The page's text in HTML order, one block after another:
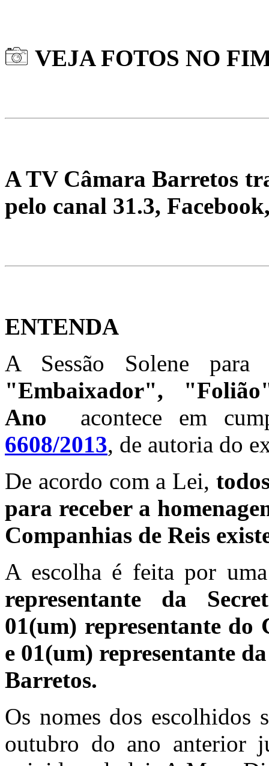
VEJA FOTOS NO
A TV Câmara Barretos
pelo canal 31.3,
ENTENDA
A Sessão Solene
"Embaixador",
Ano acontece em
6608/2013, de autoria do
De acordo com a Lei,
para receber a
Companhias de Reis
A escolha é feita por
representante da
01(um) representante
e 01(um) representante
Barretos.
Os nomes dos escolhidos
outubro do ano anterior